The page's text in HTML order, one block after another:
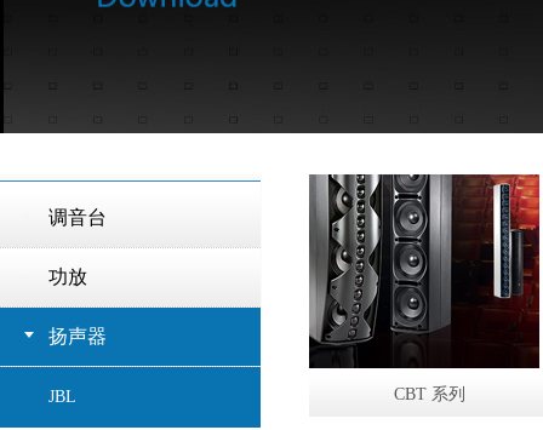
调音台
功放
扬声器
JBL CBT 系列